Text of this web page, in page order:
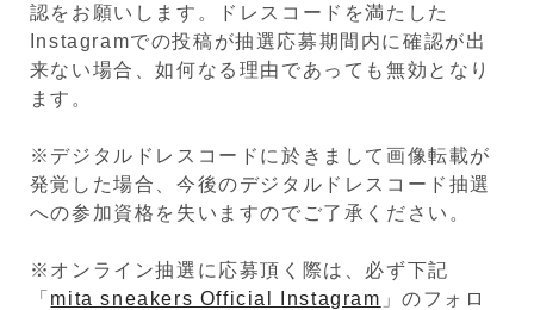
認をお願いします。ドレスコードを満たした
Instagramでの投稿が抽選応募期間内に確認が出
来ない場合、如何なる理由であっても無効となり
ます。
※デジタルドレスコードに於きまして画像転載が
発覚した場合、今後のデジタルドレスコード抽選
への参加資格を失いますのでご了承ください。
※オンライン抽選に応募頂く際は、必ず下記
「 mita sneakers Official Instagram 」のフォロ